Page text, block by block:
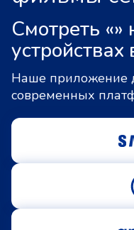
Смотреть «»
Наше приложение
современных